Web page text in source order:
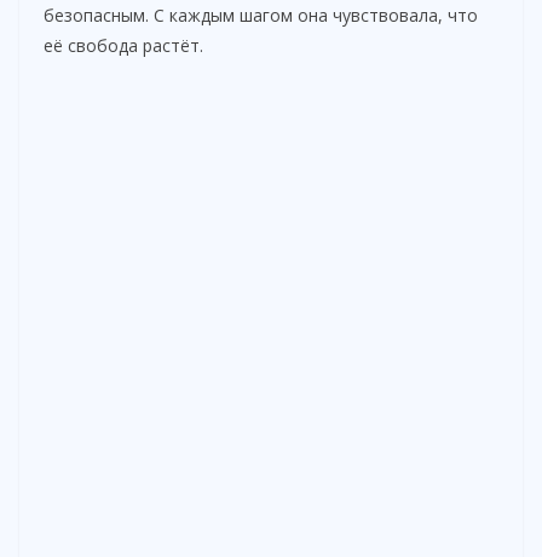
безопасным. С каждым шагом она чувствовала, что
её свобода растёт.